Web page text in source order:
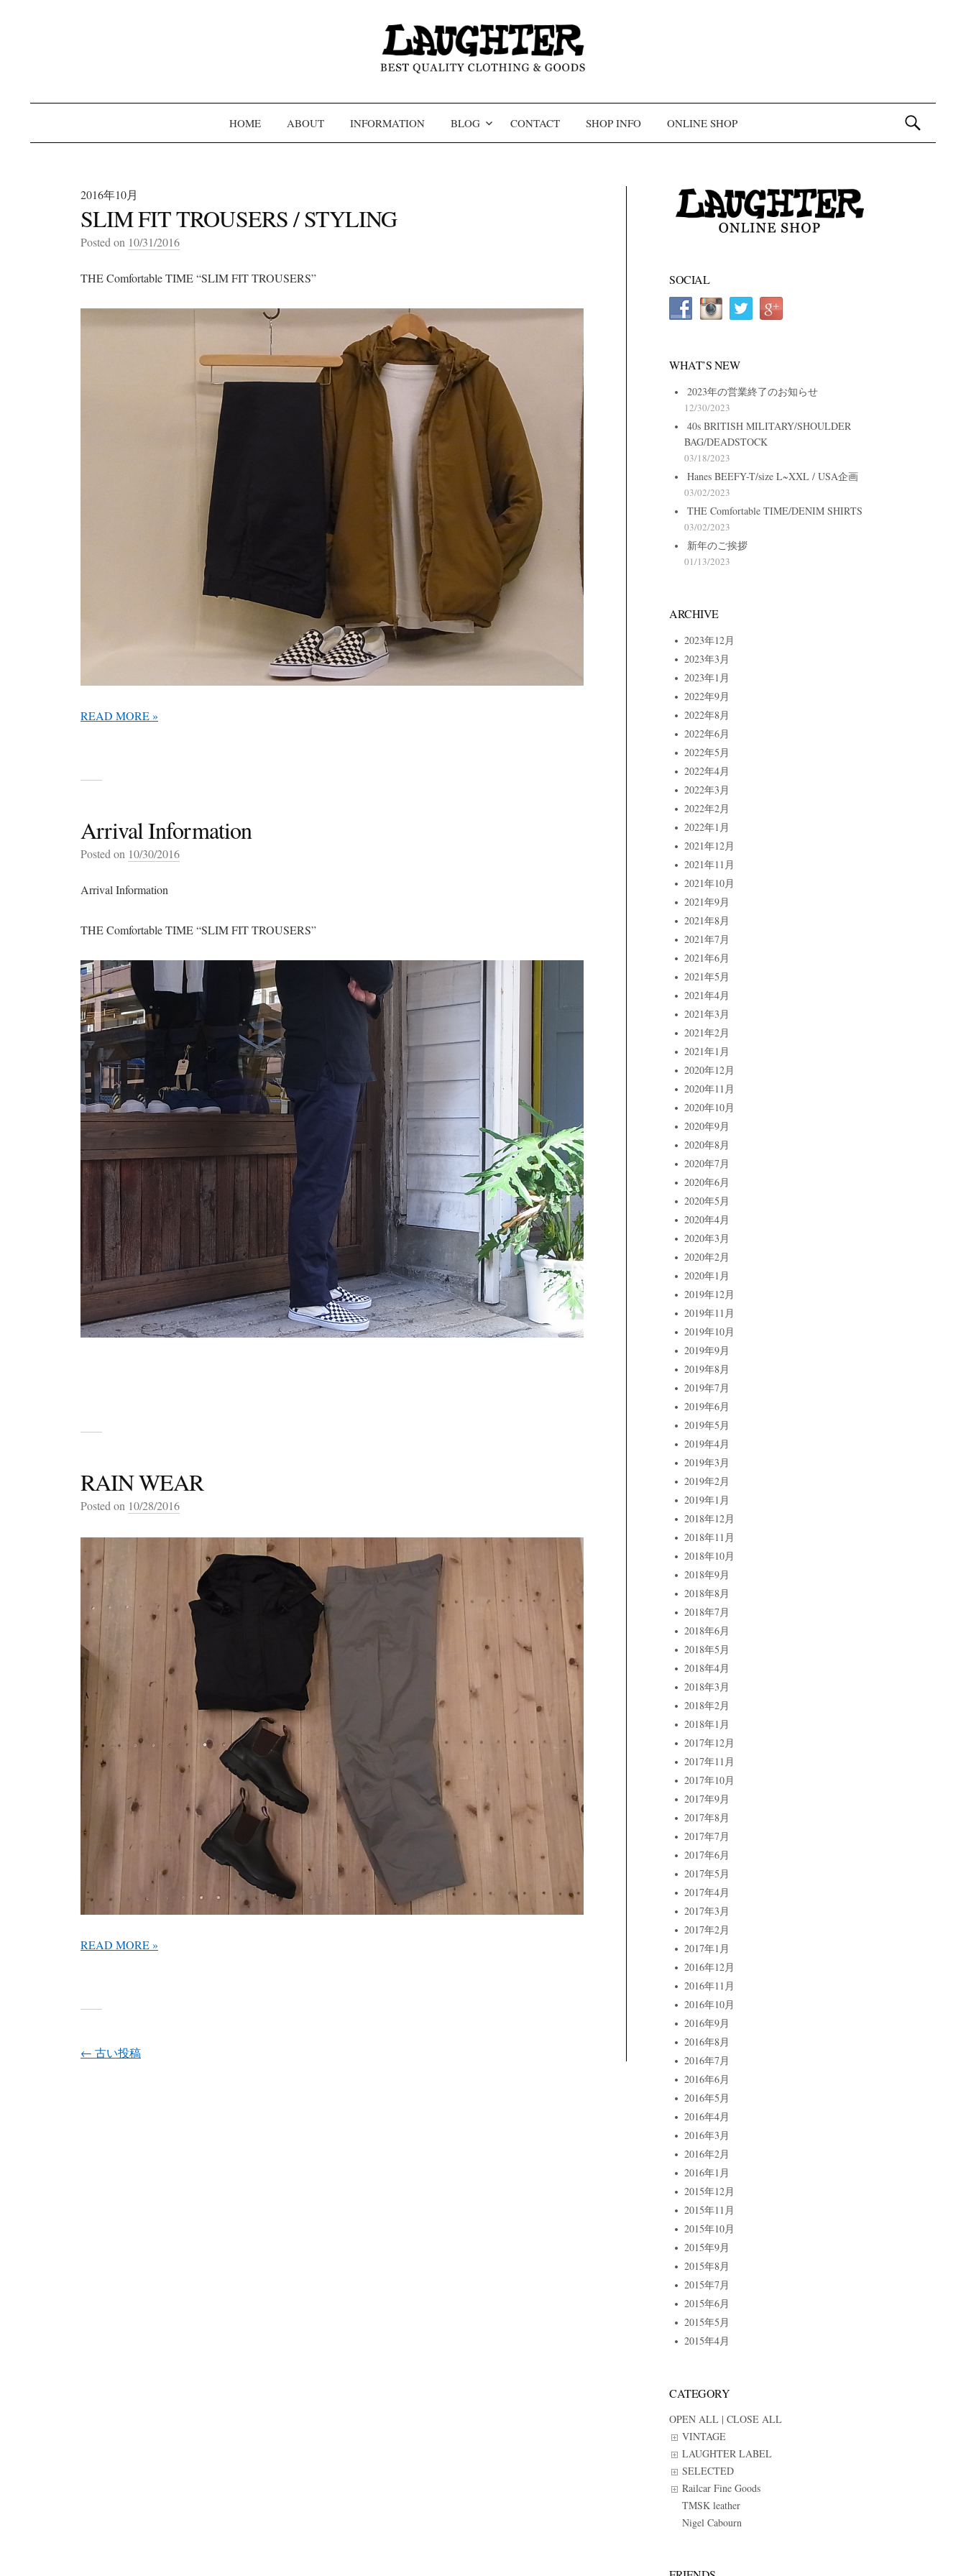
コンテンツへスキップ
HOME ABOUT INFORMATION BLOG CONTACT SHOP INFO ONLINE SHOP 検索:
2016年10月
SLIM FIT TROUSERS / STYLING
Posted on 10/31/2016
THE Comfortable TIME “SLIM FIT TROUSERS”
READ MORE »
Arrival Information
Posted on 10/30/2016
Arrival Information
THE Comfortable TIME “SLIM FIT TROUSERS”
RAIN WEAR
Posted on 10/28/2016
READ MORE »
投稿ナビゲーション
← 古い投稿
SOCIAL
WHAT’S NEW
2023年の営業終了のお知らせ
12/30/2023
40s BRITISH MILITARY/SHOULDER
BAG/DEADSTOCK
03/18/2023
Hanes BEEFY-T/size L~XXL / USA企画
03/02/2023
THE Comfortable TIME/DENIM SHIRTS
03/02/2023
新年のご挨拶
01/13/2023
ARCHIVE
2023年12月
2023年3月
2023年1月
2022年9月
2022年8月
2022年6月
2022年5月
2022年4月
2022年3月
2022年2月
2022年1月
2021年12月
2021年11月
2021年10月
2021年9月
2021年8月
2021年7月
2021年6月
2021年5月
2021年4月
2021年3月
2021年2月
2021年1月
2020年12月
2020年11月
2020年10月
2020年9月
2020年8月
2020年7月
2020年6月
2020年5月
2020年4月
2020年3月
2020年2月
2020年1月
2019年12月
2019年11月
2019年10月
2019年9月
2019年8月
2019年7月
2019年6月
2019年5月
2019年4月
2019年3月
2019年2月
2019年1月
2018年12月
2018年11月
2018年10月
2018年9月
2018年8月
2018年7月
2018年6月
2018年5月
2018年4月
2018年3月
2018年2月
2018年1月
2017年12月
2017年11月
2017年10月
2017年9月
2017年8月
2017年7月
2017年6月
2017年5月
2017年4月
2017年3月
2017年2月
2017年1月
2016年12月
2016年11月
2016年10月
2016年9月
2016年8月
2016年7月
2016年6月
2016年5月
2016年4月
2016年3月
2016年2月
2016年1月
2015年12月
2015年11月
2015年10月
2015年9月
2015年8月
2015年7月
2015年6月
2015年5月
2015年4月
CATEGORY
OPEN ALL | CLOSE ALL
VINTAGE
LAUGHTER LABEL
SELECTED
Railcar Fine Goods
TMSK leather
Nigel Cabourn